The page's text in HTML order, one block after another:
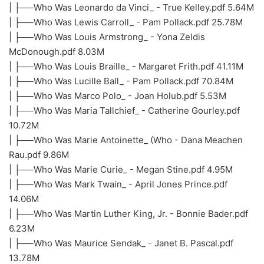
| ├──Who Was Leonardo da Vinci_ - True Kelley.pdf 5.64M
| ├──Who Was Lewis Carroll_ - Pam Pollack.pdf 25.78M
| ├──Who Was Louis Armstrong_ - Yona Zeldis
McDonough.pdf 8.03M
| ├──Who Was Louis Braille_ - Margaret Frith.pdf 41.11M
| ├──Who Was Lucille Ball_ - Pam Pollack.pdf 70.84M
| ├──Who Was Marco Polo_ - Joan Holub.pdf 5.53M
| ├──Who Was Maria Tallchief_ - Catherine Gourley.pdf
10.72M
| ├──Who Was Marie Antoinette_ (Who - Dana Meachen
Rau.pdf 9.86M
| ├──Who Was Marie Curie_ - Megan Stine.pdf 4.95M
| ├──Who Was Mark Twain_ - April Jones Prince.pdf
14.06M
| ├──Who Was Martin Luther King, Jr. - Bonnie Bader.pdf
6.23M
| ├──Who Was Maurice Sendak_ - Janet B. Pascal.pdf
13.78M